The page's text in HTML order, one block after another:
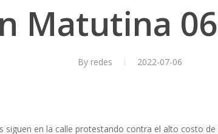
Matutina
By redes 2022-07-06
siguen en la calle protestando contra el alto costo de